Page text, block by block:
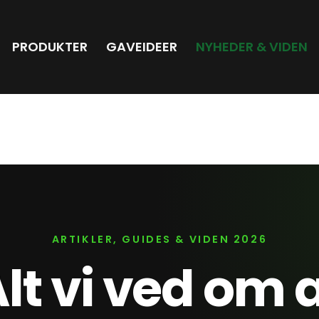
PRODUKTER GAVEIDEER NYHEDER & VIDEN
ARTIKLER, GUIDES & VIDEN 2026
vi ved om